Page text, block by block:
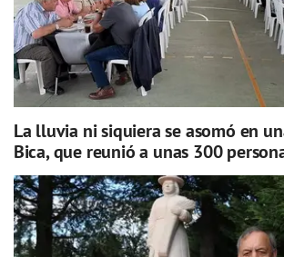
La lluvia ni siquiera se asomó en
Bica, que reunió a unas 300